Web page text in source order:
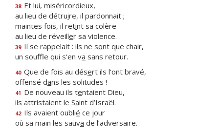
38 Et lui, miséricordieux,
au lieu de détruire, il pardonnait ;
maintes fois, il retint sa colère
au lieu de réveiller sa violence.
39 Il se rappelait : ils ne sont que chair,
un souffle qui s’en va sans retour.
40 Que de fois au désert ils l’ont bravé,
offensé dans les solitudes !
41 De nouveau ils tentaient Dieu,
ils attristaient le Saint d’Israël.
42 Ils avaient oublié ce jour
où sa main les sauva de l’adversaire.